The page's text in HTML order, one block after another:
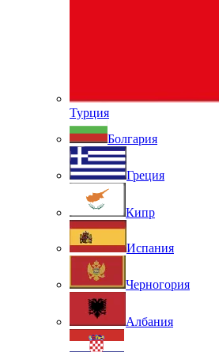
Турция
Болгария
Греция
Кипр
Испания
Черногория
Албания